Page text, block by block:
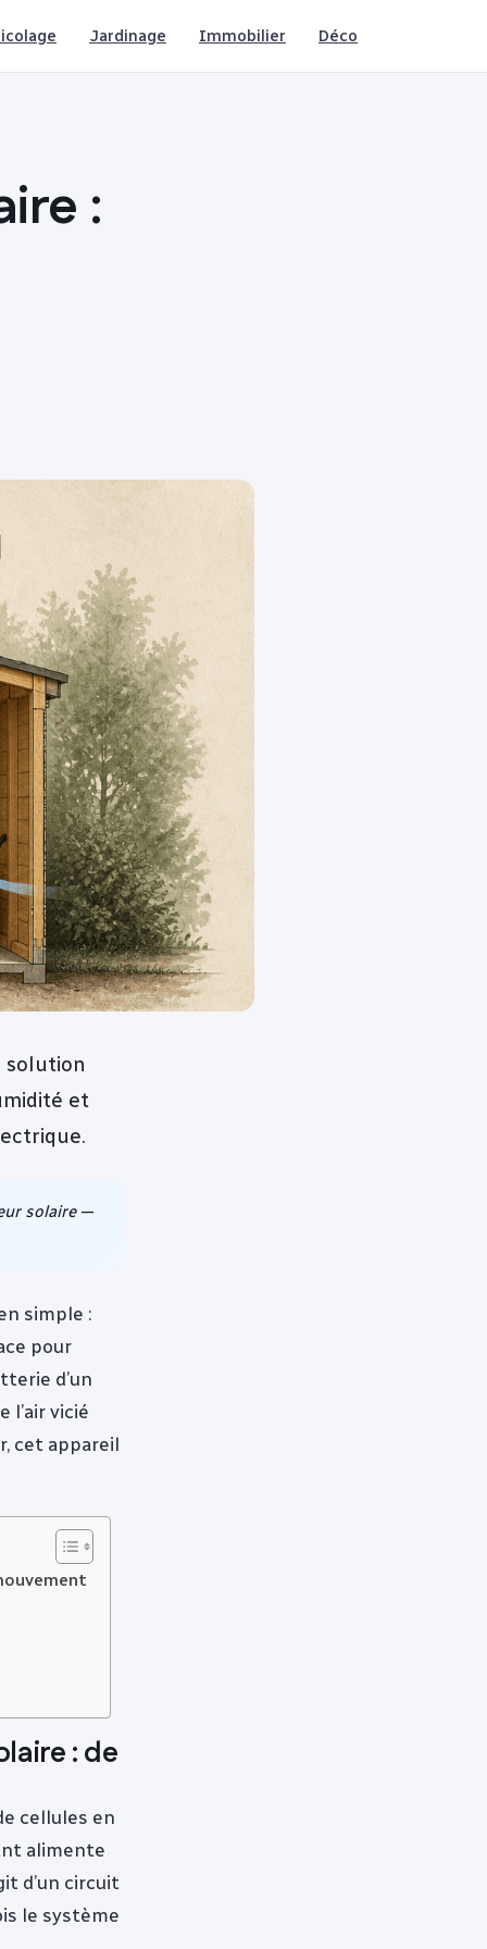
Jardinage Immobilier Déco
:
solution
et
solaire—
simple :
pour
d’un
l’air vicié
cet appareil
: de
cellules en
alimente
d’un circuit
le système